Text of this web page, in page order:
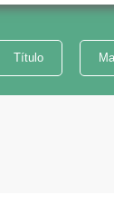
Título